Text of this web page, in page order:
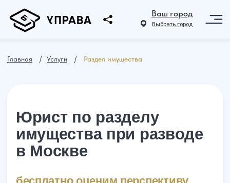
Выбрать город
За 15 минут первично оценим вашу ситуацию
претендовать на большую долю и что
бесплатно оценим перспективу
раздела имущества